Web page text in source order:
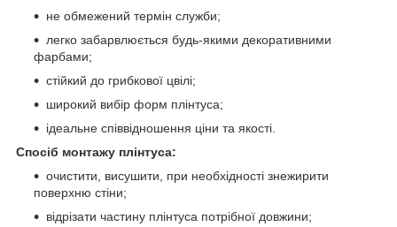
не обмежений термін служби;
легко забарвлюється будь-якими декоративними
фарбами;
стійкий до грибкової цвілі;
широкий вибір форм плінтуса;
ідеальне співвідношення ціни та якості.
Спосіб монтажу плінтуса:
очистити, висушити, при необхідності знежирити
поверхню стіни;
відрізати частину плінтуса потрібної довжини;